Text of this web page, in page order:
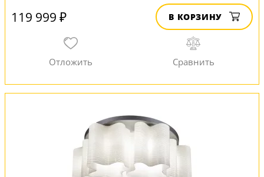
119 999 ₽ В КОРЗИНУ